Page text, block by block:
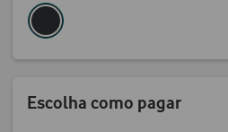
Escolha como pagar